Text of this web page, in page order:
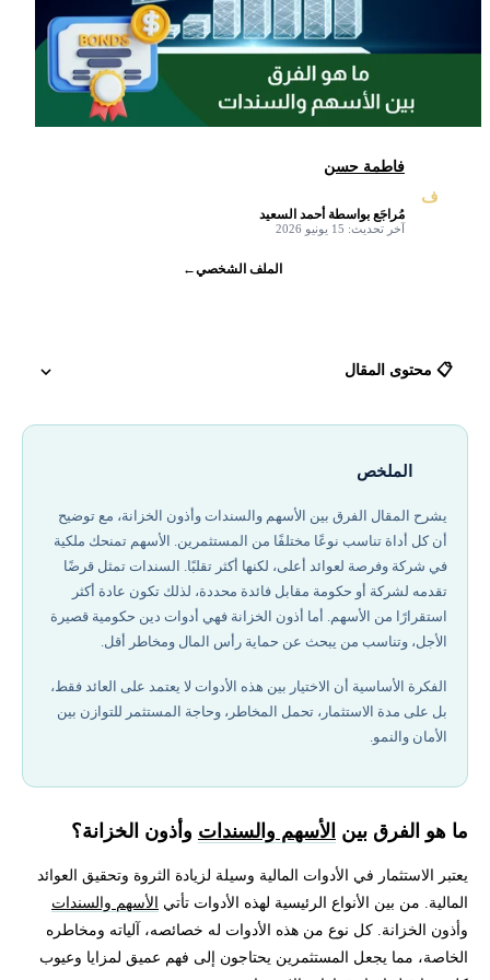
ف
فاطمة حسن
مُراجَع بواسطة أحمد السعيد
آخر تحديث: 15 يونيو 2026
الملف الشخصي←
📋 محتوى المقال
اختلافات الأسهم والسندات كأدوات استثمار
مزايا تداول الأسهم عبر الإنترنت في 2026
أفضل شركات تداول مرخصة في 2026
كيف يمكن الاستثمار في الأسهم والسندات عبر الإنترنت؟
الملخص
يشرح المقال الفرق بين الأسهم والسندات وأذون الخزانة، مع توضيح
أن كل أداة تناسب نوعًا مختلفًا من المستثمرين. الأسهم تمنحك ملكية
في شركة وفرصة لعوائد أعلى، لكنها أكثر تقلبًا. السندات تمثل قرضًا
تقدمه لشركة أو حكومة مقابل فائدة محددة، لذلك تكون عادة أكثر
استقرارًا من الأسهم. أما أذون الخزانة فهي أدوات دين حكومية قصيرة
الأجل، وتناسب من يبحث عن حماية رأس المال ومخاطر أقل.
الفكرة الأساسية أن الاختيار بين هذه الأدوات لا يعتمد على العائد فقط،
بل على مدة الاستثمار، تحمل المخاطر، وحاجة المستثمر للتوازن بين
الأمان والنمو.
ما هو الفرق بين الأسهم والسندات وأذون الخزانة؟
يعتبر الاستثمار في الأدوات المالية وسيلة لزيادة الثروة وتحقيق العوائد
المالية. من بين الأنواع الرئيسية لهذه الأدوات تأتي الأسهم والسندات
وأذون الخزانة. كل نوع من هذه الأدوات له خصائصه، آلياته ومخاطره
الخاصة، مما يجعل المستثمرين يحتاجون إلى فهم عميق لمزايا وعيوب